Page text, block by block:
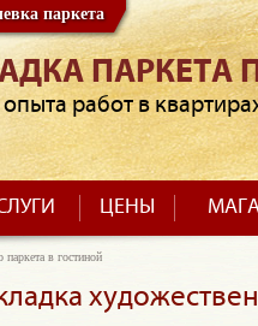
паркета
ПАРКЕТА
опыта работ в
ЦЕНЫ
паркета в гостиной